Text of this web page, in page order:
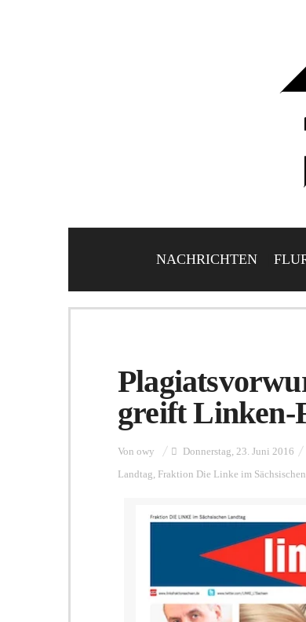
NACHRICHTEN
greift Linken-
Von owy Donnerstag, 23. Juni 2016
Landtag, Fraktion Die Linke im